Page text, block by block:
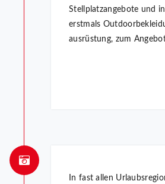
Stellplatzangebote und
erstmals
ausrüstung, zum
In fast allen